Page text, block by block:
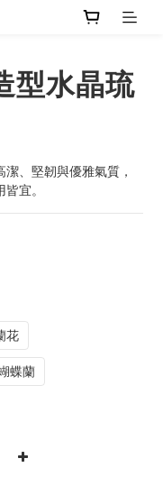
型水晶琉
、堅韌與優雅氣質，
宜。
花
蝶蘭